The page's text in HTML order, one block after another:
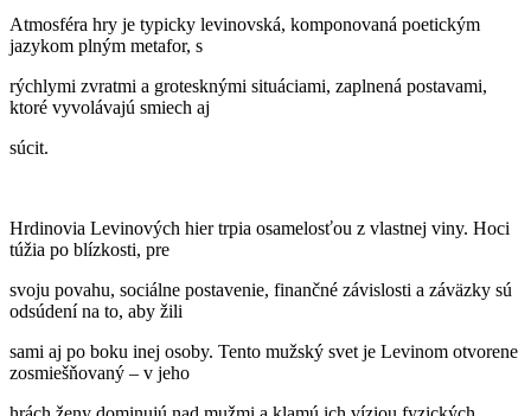
Atmosféra hry je typicky levinovská, komponovaná poetickým
jazykom plným metafor, s
rýchlymi zvratmi a grotesknými situáciami, zaplnená postavami,
ktoré vyvolávajú smiech aj
súcit.
Hrdinovia Levinových hier trpia osamelosťou z vlastnej viny. Hoci
túžia po blízkosti, pre
svoju povahu, sociálne postavenie, finančné závislosti a záväzky sú
odsúdení na to, aby žili
sami aj po boku inej osoby. Tento mužský svet je Levinom otvorene
zosmiešňovaný – v jeho